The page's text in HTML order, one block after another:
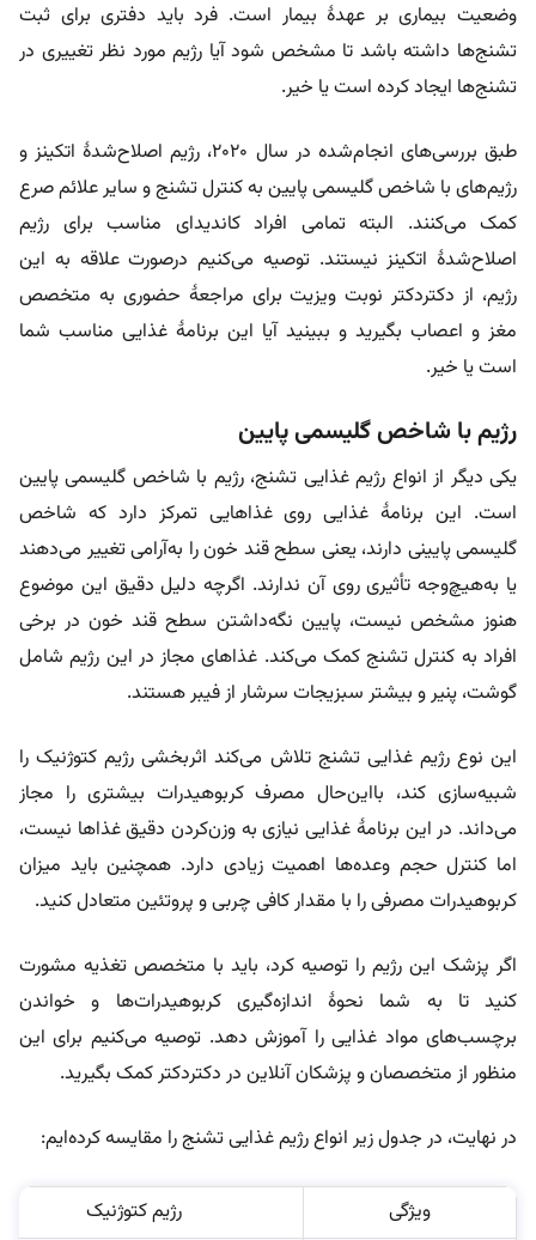
وضعیت بیماری بر عهدۀ بیمار است. فرد باید دفتری برای ثبت
تشنج‌ها داشته باشد تا مشخص شود آیا رژیم مورد نظر تغییری در
تشنج‌ها ایجاد کرده است یا خیر.
طبق بررسی‌های انجام‌شده در سال ۲۰۲۰، رژیم اصلاح‌شدۀ اتکینز و
رژیم‌های با شاخص گلیسمی پایین به کنترل تشنج و سایر علائم صرع
کمک می‌کنند. البته تمامی افراد کاندیدای مناسب برای رژیم
اصلاح‌شدۀ اتکینز نیستند. توصیه می‌کنیم درصورت علاقه به این
رژیم، از دکتردکتر نوبت ویزیت برای مراجعۀ حضوری به متخصص
مغز و اعصاب بگیرید و ببینید آیا این برنامۀ غذایی مناسب شما
است یا خیر.
رژیم با شاخص گلیسمی پایین
یکی دیگر از انواع رژیم غذایی تشنج، رژیم با شاخص گلیسمی پایین
است. این برنامۀ غذایی روی غذاهایی تمرکز دارد که شاخص
گلیسمی پایینی دارند، یعنی سطح قند خون را به‌آرامی تغییر می‌دهند
یا به‌هیچ‌وجه تأثیری روی آن ندارند. اگرچه دلیل دقیق این موضوع
هنوز مشخص نیست، پایین نگه‌داشتن سطح قند خون در برخی
افراد به کنترل تشنج کمک می‌کند. غذاهای مجاز در این رژیم شامل
گوشت، پنیر و بیشتر سبزیجات سرشار از فیبر هستند.
این نوع رژیم غذایی تشنج تلاش می‌کند اثربخشی رژیم کتوژنیک را
شبیه‌سازی کند، بااین‌حال مصرف کربوهیدرات بیشتری را مجاز
می‌داند. در این برنامۀ غذایی نیازی به وزن‌کردن دقیق غذاها نیست،
اما کنترل حجم وعده‌ها اهمیت زیادی دارد. همچنین باید میزان
کربوهیدرات مصرفی را با مقدار کافی چربی و پروتئین متعادل کنید.
اگر پزشک این رژیم را توصیه کرد، باید با متخصص تغذیه مشورت
کنید تا به شما نحوۀ اندازه‌گیری کربوهیدرات‌ها و خواندن
برچسب‌های مواد غذایی را آموزش دهد. توصیه می‌کنیم برای این
منظور از متخصصان و پزشکان آنلاین در دکتردکتر کمک بگیرید.
در نهایت، در جدول زیر انواع رژیم غذایی تشنج را مقایسه کرده‌ایم:
ویژگی
رژیم کتوژنیک